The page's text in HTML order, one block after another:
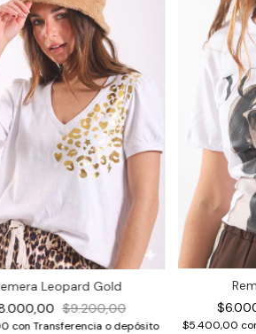
Leopard Gold
$9.200,00
conTransferencia o depósito $5.400,00